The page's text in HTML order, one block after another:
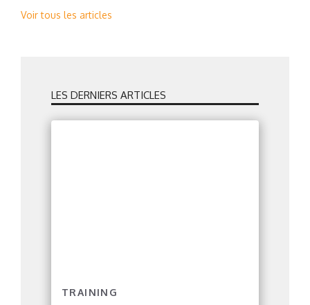
Voir tous les articles
LES DERNIERS ARTICLES
TRAINING